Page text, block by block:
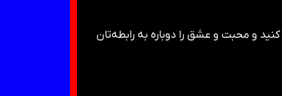
و محبت و عشق را دوباره به رابطه‌تان